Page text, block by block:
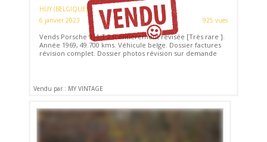
HUY (BELGIQUE)
6 janvier 2023
925 vues
Vends Porsche 911 T 2.0 entièrement révisée [Très rare ].
Année 1969, 49.700 kms. Véhicule belge. Dossier factures
révision complet. Dossier photos révision sur demande
Vendu par : MY VINTAGE